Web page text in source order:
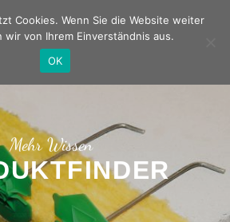
Mehr Wissen
Cookies. Wenn Sie die Website weiter
wir von Ihrem Einverständnis aus.
OK